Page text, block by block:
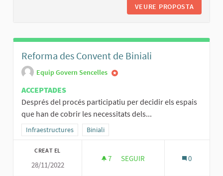
VEURE PROPOSTA
Reforma des Convent de Biniali
Equip Govern Sencelles
ACCEPTADES
Després del procés participatiu per decidir els espais
que han de cobrir les necessitats dels...
Resultats al filtrar per la categoria: Infraestructures
Infraestructures Resultats al filtrar per l'àmbit: Biniali
Biniali
CREAT EL
28/11/2022
7 7 SEGUIDORES
SEGUIR 0